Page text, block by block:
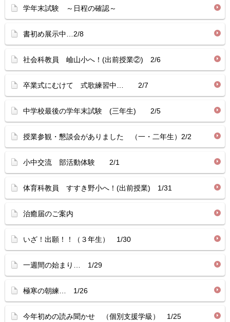
学年末試験 ～日程の確認～
書初め展示中…2/8
社会科教員 嶮山小へ！(出前授業②) 2/6
卒業式にむけて 式歌練習中… 2/7
中学校最後の学年末試験 (三年生) 2/5
授業参観・懇談会がありました （一・二年生）2/2
小中交流 部活動体験 2/1
体育科教員 すすき野小へ！(出前授業) 1/31
治癒届のご案内
いざ！出願！！（３年生） 1/30
一週間の始まり… 1/29
極寒の朝練… 1/26
今年初めの読み聞かせ （個別支援学級） 1/25